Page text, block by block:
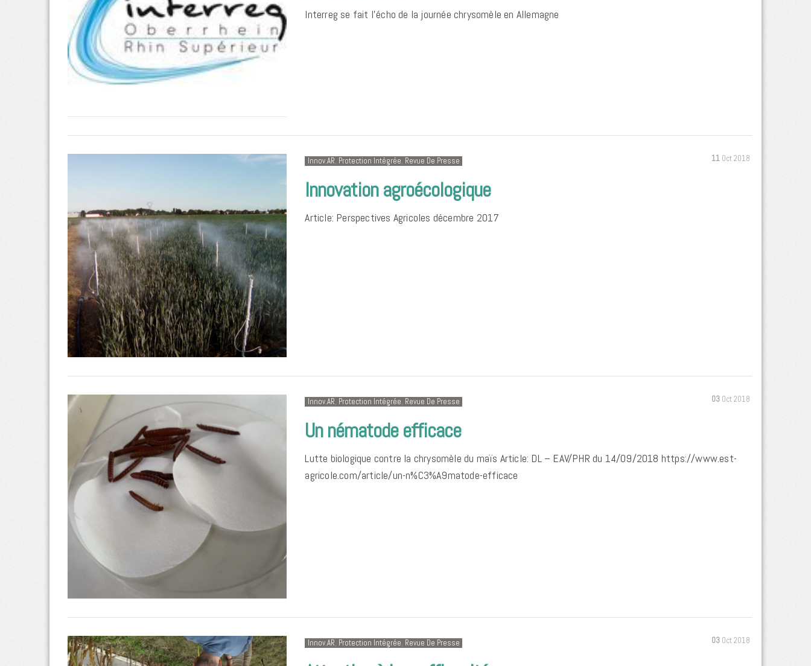
Interreg se fait l’écho de la journée chrysomèle en Allemagne
11 Oct 2018
Innov.AR, Protection Intégrée, Revue De Presse
Innovation agroécologique
Article: Perspectives Agricoles décembre 2017
03 Oct 2018
Innov.AR, Protection Intégrée, Revue De Presse
Un nématode efficace
Lutte biologique contre la chrysomèle du maïs Article: DL – EAV/PHR du 14/09/2018 https://www.est-
agricole.com/article/un-n%C3%A9matode-efficace
03 Oct 2018
Innov.AR, Protection Intégrée, Revue De Presse